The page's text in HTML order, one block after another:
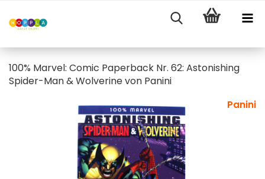
100% Marvel: Comic Paperback Nr. 62: Astonishing
Spider-Man & Wolverine von Panini
Panini